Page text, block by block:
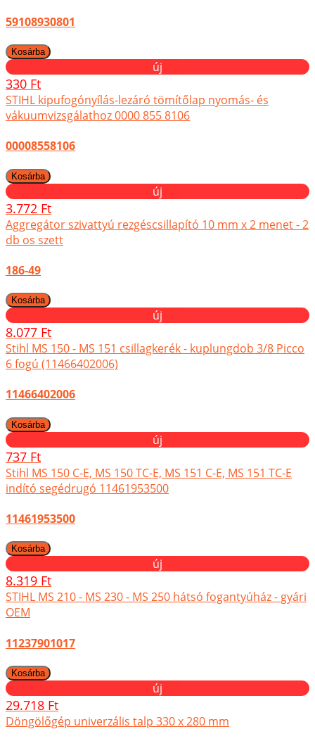
59108930801
új
330 Ft
STIHL kipufogónyílás-lezáró tömítőlap nyomás- és
vákuumvizsgálathoz 0000 855 8106
00008558106
új
3.772 Ft
Aggregátor szivattyú rezgéscsillapító 10 mm x 2 menet - 2
db os szett
186-49
új
8.077 Ft
Stihl MS 150 - MS 151 csillagkerék - kuplungdob 3/8 Picco
6 fogú (11466402006)
11466402006
új
737 Ft
Stihl MS 150 C-E, MS 150 TC-E, MS 151 C-E, MS 151 TC-E
indító segédrugó 11461953500
11461953500
új
8.319 Ft
STIHL MS 210 - MS 230 - MS 250 hátsó fogantyúház - gyári
OEM
11237901017
új
29.718 Ft
Döngölőgép univerzális talp 330 x 280 mm